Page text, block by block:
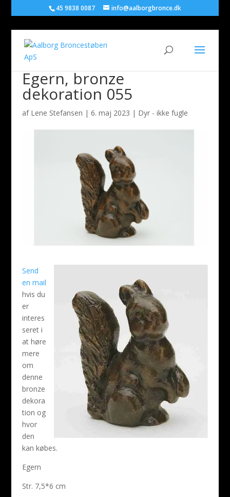
45 9838 0087 info@aalborgbronce.dk
Egern, bronze
dekoration 055
af Lene Stefansen | 6. maj 2023 | Dyr - ikke fugle
Send
en mail
hvis du
er
interes
seret i
at høre
mere
om
denne
bronze
dekora
tion og
hvor
den
kan købes.
Egern
Str. 7,5*6 cm